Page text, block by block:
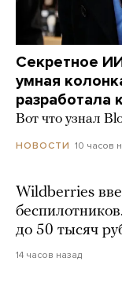
Секретное
умная
разработала
Вот что узнал
НОВОСТИ 10 часов
Wildberries
до 50 тысяч
14 часов назад